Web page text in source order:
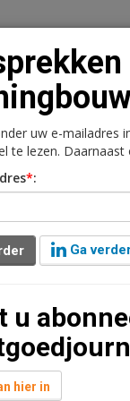
Vacaturebank
leestijd
van 25 tot 30
uw e-mailadres
te lezen.
*:
Ga
u
hier in